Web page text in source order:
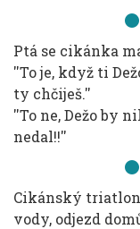
Ptá se cikánka
''To je, když ti
ty chčiješ.''
''To ne, Dežo by
nedal!!''
Cikánský
vody, odjezd